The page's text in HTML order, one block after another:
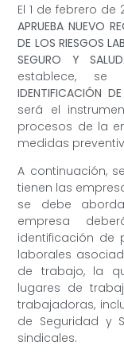
El 1 de febrero
APRUEBA NUEVO
DE LOS RIESGOS
SEGURO Y
establece,
IDENTIFICACIÓN
será el
procesos de la
medidas
A continuación,
tienen las
se debe
empresa
identificación de
laborales
de trabajo, la
lugares de
trabajadoras,
de Seguridad y
sindicales.